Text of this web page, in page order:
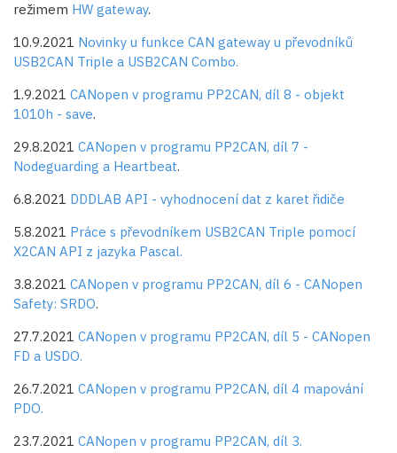
režimem HW gateway.
10.9.2021 Novinky u funkce CAN gateway u převodníků
USB2CAN Triple a USB2CAN Combo.
1.9.2021 CANopen v programu PP2CAN, díl 8 - objekt
1010h - save.
29.8.2021 CANopen v programu PP2CAN, díl 7 -
Nodeguarding a Heartbeat.
6.8.2021 DDDLAB API - vyhodnocení dat z karet řidiče
5.8.2021 Práce s převodníkem USB2CAN Triple pomocí
X2CAN API z jazyka Pascal.
3.8.2021 CANopen v programu PP2CAN, díl 6 - CANopen
Safety: SRDO.
27.7.2021 CANopen v programu PP2CAN, díl 5 - CANopen
FD a USDO.
26.7.2021 CANopen v programu PP2CAN, díl 4 mapování
PDO.
23.7.2021 CANopen v programu PP2CAN, díl 3.